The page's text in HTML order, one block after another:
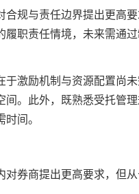
规与责任边界提出更高要
职责任情境，未来需通
于激励机制与资源配置尚
。此外，既熟悉受托管
间。
券商提出更高要求，但从